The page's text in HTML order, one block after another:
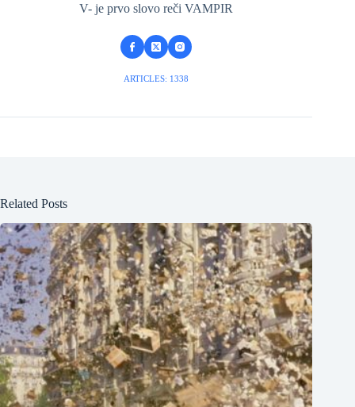
V- je prvo slovo reči VAMPIR
ARTICLES: 1338
Related Posts